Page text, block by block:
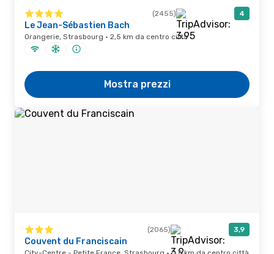
(2455) 4
Le Jean-Sébastien Bach
Orangerie, Strasbourg · 2,5 km da centro città
Mostra prezzi
(2065) 3,9
Couvent du Franciscain